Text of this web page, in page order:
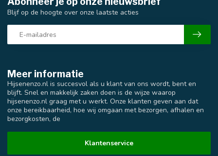
Meer informatie
Hijsenenzo.nl is succesvol als u klant van ons wordt, bent en
blijft. Snel en makkelijk zaken doen is de wijze waarop
hijsenenzo.nl graag met u werkt. Onze klanten geven aan dat
onze bereikbaarheid, hoe wij omgaan met bezorgen, afhalen en
bezorgkosten, de
Klantenservice
Blijf op de hoogte over onze laatste acties